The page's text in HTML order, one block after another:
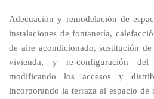
Adecuación y remodelación de
instalaciones de fontanería,
de aire acondicionado, sustitución
vivienda, y re-configuración del
modificando los accesos y
incorporando la terraza al espacio de